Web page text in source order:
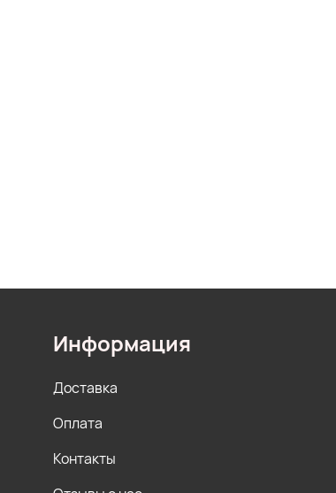
Информация
Доставка
Оплата
Контакты